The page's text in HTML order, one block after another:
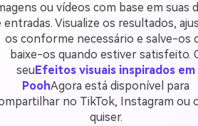
ou vídeos com base em suas
entradas. Visualize os resultados,
os conforme necessário e salve-os
baixe-os quando estiver satisfeito.
seuEfeitos visuais inspirados em
PoohAgora está disponível para
no TikTok, Instagram ou
quiser.